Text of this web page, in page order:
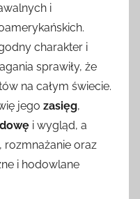
i
charakter i
sprawiły, że
na całym świecie.
jego zasięg,
i wygląd, a
rozmnażanie oraz
i hodowlane